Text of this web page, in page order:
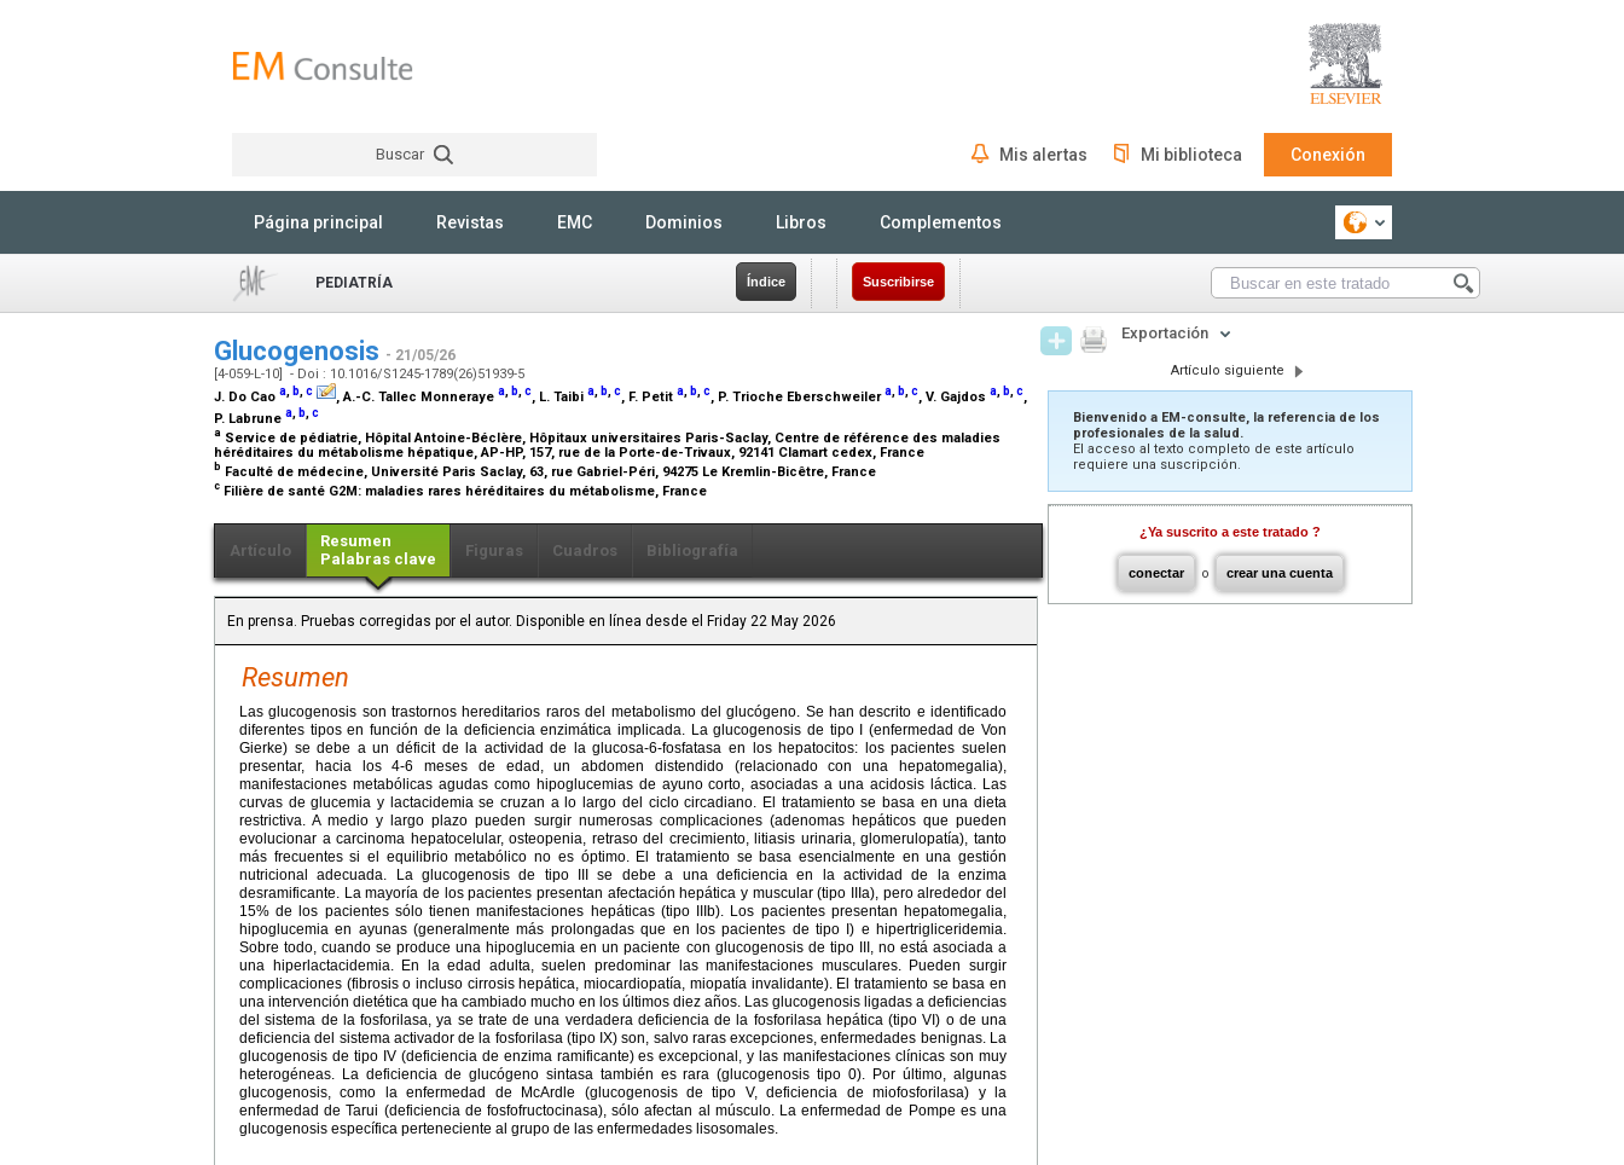
Buscar Mis alertas Mi biblioteca Conexión
Página principal Revistas EMC Dominios Libros Complementos
PEDIATRÍA Índice Suscribirse
Glucogenosis - 21/05/26
[4-059-L-10] - Doi : 10.1016/S1245-1789(26)51939-5
J. Do Cao a, b,c , A.-C. Tallec Monneraye a, b,c, L. Taibi a, b,c, F. Petit a, b,c, P. Trioche Eberschweilera, b,c, V. Gajdos a, b,c,
P. Labrune a b c
a Service de pédiatrie, Hôpital Antoine-Béclère, Hôpitaux universitaires Paris-Saclay, Centre de référence des maladies
héréditaires du métabolisme hépatique, AP-HP, 157, rue de la Porte-de-Trivaux, 92141 Clamart cedex, France
b Faculté de médecine, Université Paris Saclay, 63, rue Gabriel-Péri, 94275 Le Kremlin-Bicêtre, France
c Filière de santé G2M: maladies rares héréditaires du métabolisme, France
Artículo
Resumen
Palabras clave
Figuras Cuadros Bibliografía
En prensa. Pruebas corregidas por el autor. Disponible en línea desde el Friday 22 May 2026
Resumen
Las glucogenosis son trastornos hereditarios raros del metabolismo del glucógeno. Se han descrito e identificado
diferentes tipos en función de la deficiencia enzimática implicada. La glucogenosis de tipo I (enfermedad de Von
Gierke) se debe a un déficit de la actividad de la glucosa-6-fosfatasa en los hepatocitos: los pacientes suelen
presentar, hacia los 4-6 meses de edad, un abdomen distendido (relacionado con una hepatomegalia),
manifestaciones metabólicas agudas como hipoglucemias de ayuno corto, asociadas a una acidosis láctica. Las
curvas de glucemia y lactacidemia se cruzan a lo largo del ciclo circadiano. El tratamiento se basa en una dieta
restrictiva. A medio y largo plazo pueden surgir numerosas complicaciones (adenomas hepáticos que pueden
evolucionar a carcinoma hepatocelular, osteopenia, retraso del crecimiento, litiasis urinaria, glomerulopatía), tanto
más frecuentes si el equilibrio metabólico no es óptimo. El tratamiento se basa esencialmente en una gestión
nutricional adecuada. La glucogenosis de tipo III se debe a una deficiencia en la actividad de la enzima
desramificante. La mayoría de los pacientes presentan afectación hepática y muscular (tipo IIIa), pero alrededor del
15% de los pacientes sólo tienen manifestaciones hepáticas (tipo IIIb). Los pacientes presentan hepatomegalia,
hipoglucemia en ayunas (generalmente más prolongadas que en los pacientes de tipo I) e hipertrigliceridemia.
Sobre todo, cuando se produce una hipoglucemia en un paciente con glucogenosis de tipo III, no está asociada a
una hiperlactacidemia. En la edad adulta, suelen predominar las manifestaciones musculares. Pueden surgir
complicaciones (fibrosis o incluso cirrosis hepática, miocardiopatía, miopatía invalidante). El tratamiento se basa en
una intervención dietética que ha cambiado mucho en los últimos diez años. Las glucogenosis ligadas a deficiencias
del sistema de la fosforilasa, ya se trate de una verdadera deficiencia de la fosforilasa hepática (tipo VI) o de una
deficiencia del sistema activador de la fosforilasa (tipo IX) son, salvo raras excepciones, enfermedades benignas. La
glucogenosis de tipo IV (deficiencia de enzima ramificante) es excepcional, y las manifestaciones clínicas son muy
heterogéneas. La deficiencia de glucógeno sintasa también es rara (glucogenosis tipo 0). Por último, algunas
glucogenosis, como la enfermedad de McArdle (glucogenosis de tipo V, deficiencia de miofosforilasa) y la
enfermedad de Tarui (deficiencia de fosfofructocinasa), sólo afectan al músculo. La enfermedad de Pompe es una
glucogenosis específica perteneciente al grupo de las enfermedades lisosomales.
Exportación
Artículo siguiente
Bienvenido a EM-consulte, la referencia de los
profesionales de la salud.
El acceso al texto completo de este artículo
requiere una suscripción.
¿Ya suscrito a este tratado ?
conectar o crear una cuenta